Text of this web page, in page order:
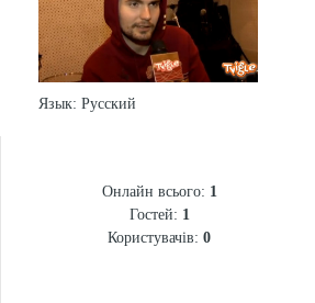
Язык: Русский
Онлайн всього: 1
Гостей: 1
Користувачів: 0